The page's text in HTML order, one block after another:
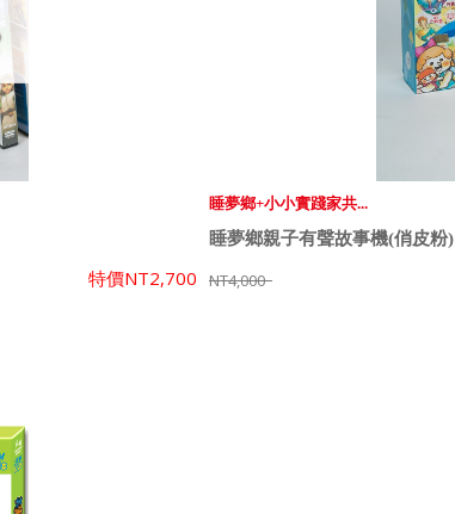
特價NT2,700
睡夢鄉+小小實踐家共...
睡夢鄉親子有聲故事機(俏皮粉)
NT4,000